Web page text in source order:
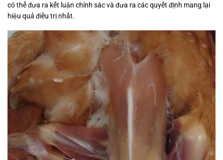
có thể đưa ra kết luận chính sác và đưa ra các quyết định mang lại
hiệu quả điều trị nhất.